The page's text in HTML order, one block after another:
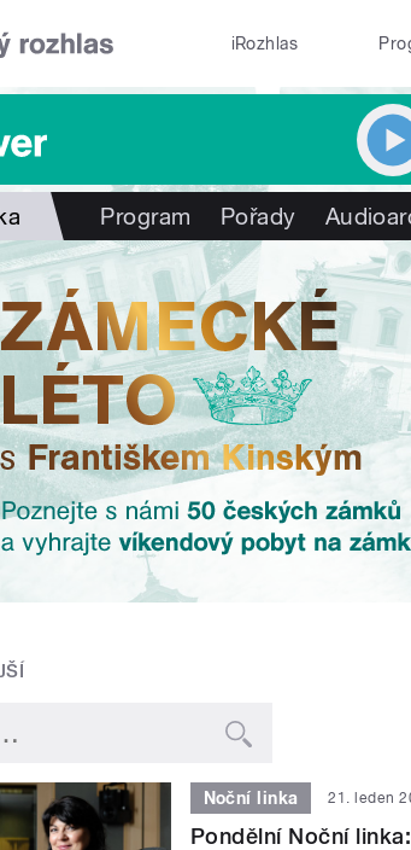
iRozhlas
Program Pořady
Noční linka 21. leden
Pondělní Noční